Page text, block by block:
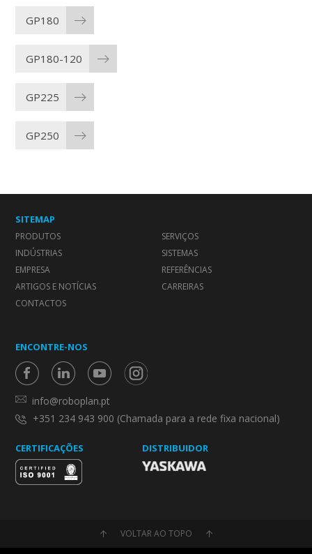
GP180
GP180-120
GP225
GP250
SITEMAP
PRODUTOS
SERVIÇOS
INDÚSTRIAS
SISTEMAS
EMPRESA
REFERÊNCIAS
ARTIGOS E NOTÍCIAS
CARREIRAS
CONTACTOS
ENCONTRE-NOS
info@roboplan.pt
+351 234 943 900 (Chamada para a rede fixa nacional)
CERTIFICAÇÕES DISTRIBUIDOR
VOLTAR AO TOPO